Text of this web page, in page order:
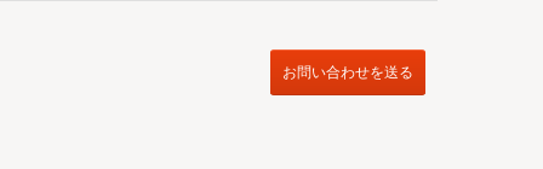
お問い合わせを送る